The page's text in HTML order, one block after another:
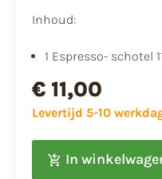
Inhoud:
1 Espresso- schotel
€ 11,00
Levertijd 5-10
In